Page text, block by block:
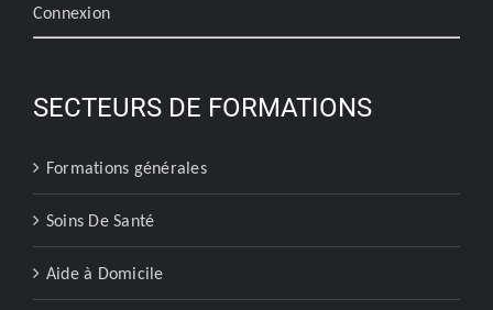
Connexion
SECTEURS DE FORMATIONS
Formations générales
Soins De Santé
Aide à Domicile